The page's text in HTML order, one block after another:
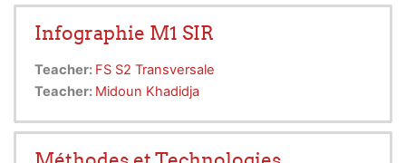
et 3D et de comprendre lesélémentsde bases
pour aborder sur des bases
la synthés d’images, le traitement d’images, la
reconnaissance desformes, la vision par
ordinateur, la réalité augmentée etc..
Infographie M1 SIR
Teacher: FS S2 Transversale
Teacher: Midoun Khadidja